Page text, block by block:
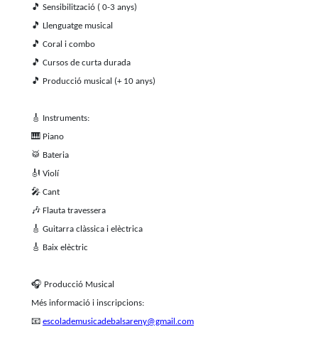
🎵 Sensibilització ( 0-3 anys)
🎵 Llenguatge musical
🎵 Coral i combo
🎵 Cursos de curta durada
🎵 Producció musical (+ 10 anys)
🎸 Instruments:
🎹 Piano
🥁 Bateria
🎻 Violí
🎤 Cant
🎶 Flauta travessera
🎸 Guitarra clàssica i elèctrica
🎸 Baix elèctric
🎧 Producció Musical
Més informació i inscripcions:
📧 escolademusicadebalsareny@gmail.com